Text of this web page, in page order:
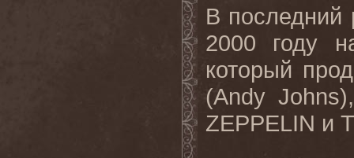
В последний
2000 году
который
(Andy
ZEPPELIN и